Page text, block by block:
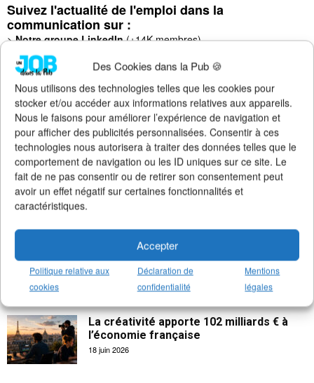
Des Cookies dans la Pub 🍪
Nous utilisons des technologies telles que les cookies pour
stocker et/ou accéder aux informations relatives aux appareils.
Nous le faisons pour améliorer l’expérience de navigation et
pour afficher des publicités personnalisées. Consentir à ces
technologies nous autorisera à traiter des données telles que le
comportement de navigation ou les ID uniques sur ce site. Le
fait de ne pas consentir ou de retirer son consentement peut
avoir un effet négatif sur certaines fonctionnalités et
caractéristiques.
Accepter
Politique relative aux
cookies
Déclaration de
confidentialité
Mentions
légales
Suivez l'actualité de l'emploi dans la
communication sur :
>Notre groupe LinkedIn(+14K membres)
Notre (nouvelle) page LinkedIn
>Notre page Facebook(+5K fans)
Notre newsletter emploi(+3K abonnés)
Notre compte Twitter(+5K followers)
La créativité apporte 102 milliards € à
l’économie française
18 juin 2026